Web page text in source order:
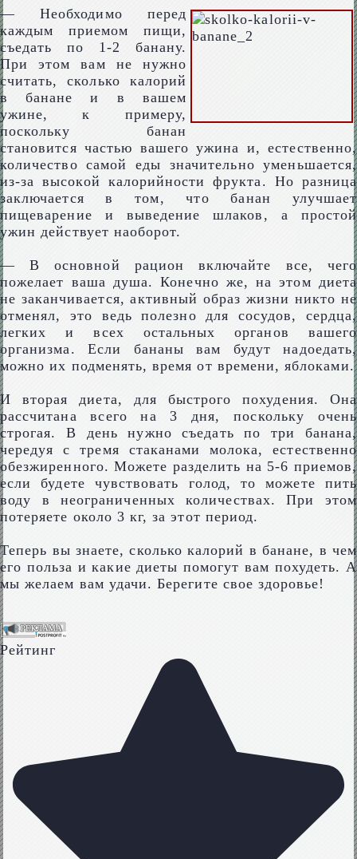
— Необходимо перед
каждым приемом пищи,
съедать по 1-2 банану.
При этом вам не нужно
считать, сколько калорий
в банане и в вашем
ужине, к примеру,
поскольку банан
становится частью вашего ужина и, естественно,
количество самой еды значительно уменьшается,
из-за высокой калорийности фрукта. Но разница
заключается в том, что банан улучшает
пищеварение и выведение шлаков, а простой
ужин действует наоборот.
— В основной рацион включайте все, чего
пожелает ваша душа. Конечно же, на этом диета
не заканчивается, активный образ жизни никто не
отменял, это ведь полезно для сосудов, сердца,
легких и всех остальных органов вашего
организма. Если бананы вам будут надоедать,
можно их подменять, время от времени, яблоками.
И вторая диета, для быстрого похудения. Она
рассчитана всего на 3 дня, поскольку очень
строгая. В день нужно съедать по три банана,
чередуя с тремя стаканами молока, естественно
обезжиренного. Можете разделить на 5-6 приемов,
если будете чувствовать голод, то можете пить
воду в неограниченных количествах. При этом
потеряете около 3 кг, за этот период.
Теперь вы знаете, сколько калорий в банане, в чем
его польза и какие диеты помогут вам похудеть. А
мы желаем вам удачи. Берегите свое здоровье!
Рейтинг